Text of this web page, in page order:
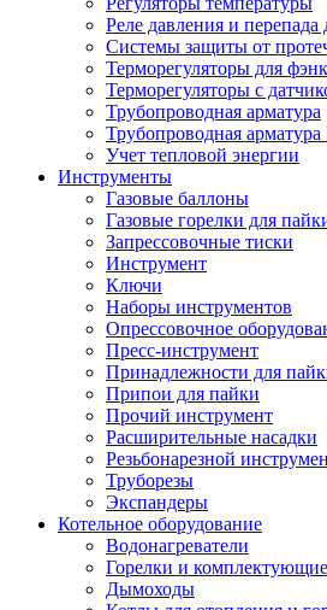
Реле давления и
Системы защиты от
Терморегуляторы для
Терморегуляторы с
Трубопроводная арматура
Трубопроводная арматура
Учет тепловой энергии
Инструменты
Газовые баллоны
Газовые горелки для
Запрессовочные тиски
Инструмент
Ключи
Наборы инструментов
Опрессовочное
Пресс-инструмент
Принадлежности для
Припои для пайки
Прочий инструмент
Расширительные насадки
Резьбонарезной
Труборезы
Экспандеры
Котельное оборудование
Водонагреватели
Горелки и комплектующие
Дымоходы